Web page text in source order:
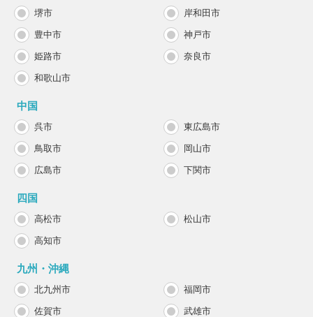
堺市 岸和田市
豊中市 神戸市
姫路市 奈良市
和歌山市
中国
呉市 東広島市
鳥取市 岡山市
広島市 下関市
四国
高松市 松山市
高知市
九州・沖縄
北九州市 福岡市
佐賀市 武雄市